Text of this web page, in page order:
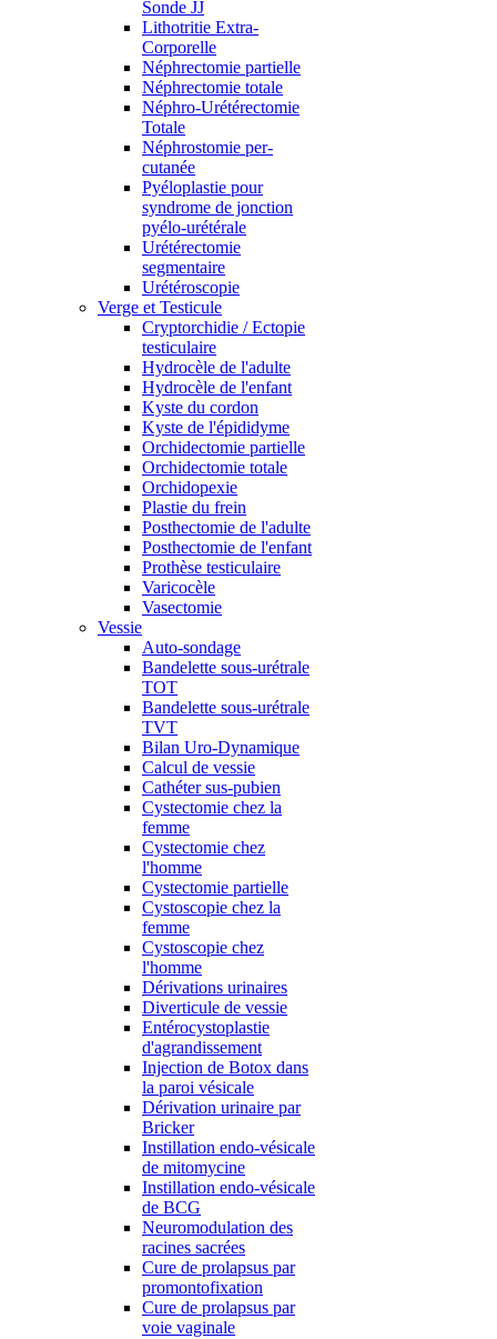
Sonde JJ
Lithotritie Extra-
Corporelle
Néphrectomie partielle
Néphrectomie totale
Néphro-Urétérectomie
Totale
Néphrostomie per-
cutanée
Pyéloplastie pour
syndrome de jonction
pyélo-urétérale
Urétérectomie
segmentaire
Urétéroscopie
Verge et Testicule
Cryptorchidie / Ectopie
testiculaire
Hydrocèle de l'adulte
Hydrocèle de l'enfant
Kyste du cordon
Kyste de l'épididyme
Orchidectomie partielle
Orchidectomie totale
Orchidopexie
Plastie du frein
Posthectomie de l'adulte
Posthectomie de l'enfant
Prothèse testiculaire
Varicocèle
Vasectomie
Vessie
Auto-sondage
Bandelette sous-urétrale
TOT
Bandelette sous-urétrale
TVT
Bilan Uro-Dynamique
Calcul de vessie
Cathéter sus-pubien
Cystectomie chez la
femme
Cystectomie chez
l'homme
Cystectomie partielle
Cystoscopie chez la
femme
Cystoscopie chez
l'homme
Dérivations urinaires
Diverticule de vessie
Entérocystoplastie
d'agrandissement
Injection de Botox dans
la paroi vésicale
Dérivation urinaire par
Bricker
Instillation endo-vésicale
de mitomycine
Instillation endo-vésicale
de BCG
Neuromodulation des
racines sacrées
Cure de prolapsus par
promontofixation
Cure de prolapsus par
voie vaginale